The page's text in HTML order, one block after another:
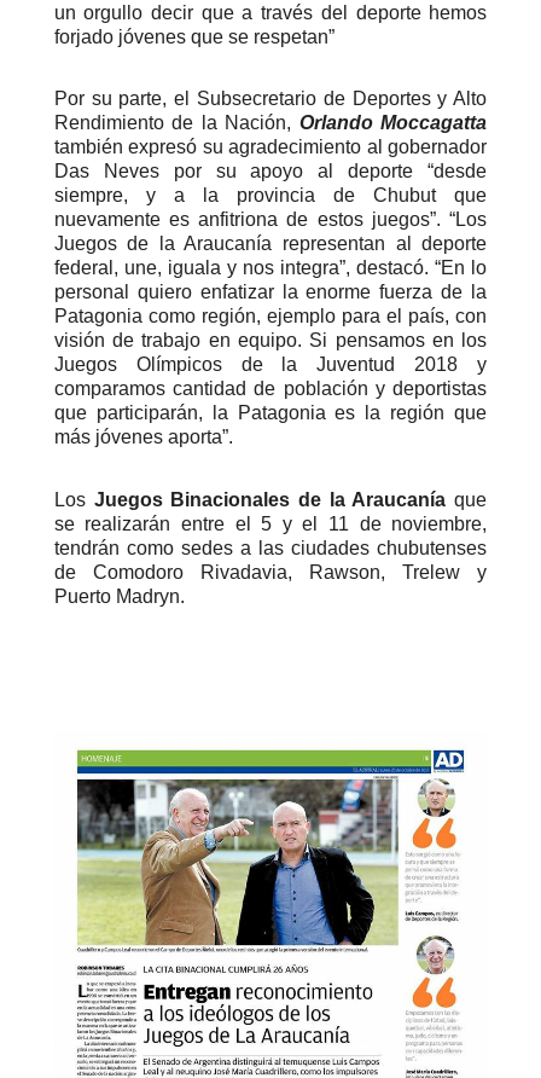
un orgullo decir que a través del deporte hemos
forjado jóvenes que se respetan”
Por su parte, el Subsecretario de Deportes y Alto
Rendimiento de la Nación, Orlando Moccagatta
también expresó su agradecimiento al gobernador
Das Neves por su apoyo al deporte “desde
siempre, y a la provincia de Chubut que
nuevamente es anfitriona de estos juegos”. “Los
Juegos de la Araucanía representan al deporte
federal, une, iguala y nos integra”, destacó. “En lo
personal quiero enfatizar la enorme fuerza de la
Patagonia como región, ejemplo para el país, con
visión de trabajo en equipo. Si pensamos en los
Juegos Olímpicos de la Juventud 2018 y
comparamos cantidad de población y deportistas
que participarán, la Patagonia es la región que
más jóvenes aporta”.
Los Juegos Binacionales de la Araucaníaque
se realizarán entre el 5 y el 11 de noviembre,
tendrán como sedes a las ciudades chubutenses
de Comodoro Rivadavia, Rawson, Trelew y
Puerto Madryn.